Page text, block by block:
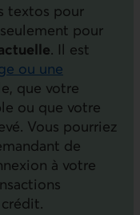
textos pour
pour
. Il est
ou une
que votre
ou que votre
Vous pourriez
de
à votre